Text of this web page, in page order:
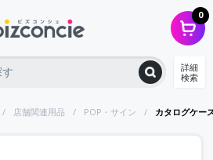
0
詳細
検索
店舗関連用品 POP・サイン カタログケー